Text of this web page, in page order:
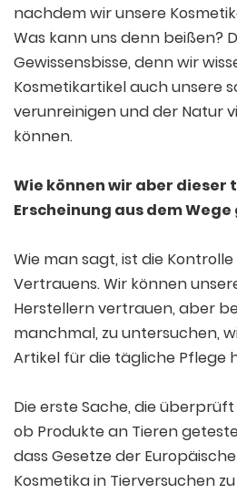
nachdem wir unsere
Was kann uns denn beißen?
Gewissensbisse, denn wir
Kosmetikartikel auch unsere
verunreinigen und der Natur
können.
Wie können wir aber dieser
Erscheinung aus dem Wege
Wie man sagt, ist die
Vertrauens. Wir können
Herstellern vertrauen, aber
manchmal, zu untersuchen,
Artikel für die tägliche Pflege
Die erste Sache, die
ob Produkte an Tieren
dass Gesetze der
Kosmetika in Tierversuchen